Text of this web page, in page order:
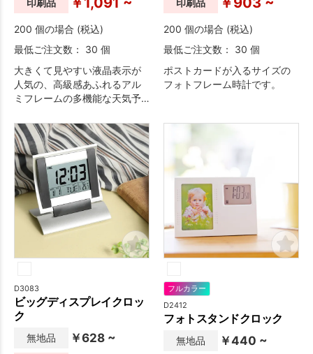
印刷品
200 個の場合 (税込)
最低ご注文数： 30 個
大きくて見やすい液晶表示が
人気の、高級感あふれるアル
ミフレームの多機能な天気予
印刷品
200 個の場合 (税込)
最低ご注文数： 30 個
ポストカードが入るサイズの
フォトフレーム時計です。
D3083
ビッグディスプレイクロッ
ク
無地品 ￥628 ~
フルカラー
D2412
フォトスタンドクロック
無地品 ￥440 ~